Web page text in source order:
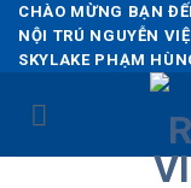
Skip
content
CHÀO MỪNG BẠN
NỘI TRÚ NGUYỄN
SKYLAKE PHẠM